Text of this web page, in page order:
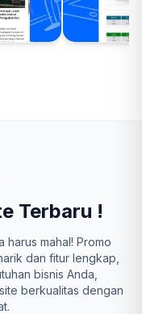
Terbaru !
mahal! Promo
dan fitur lengkap,
bisnis Anda,
berkualitas dengan